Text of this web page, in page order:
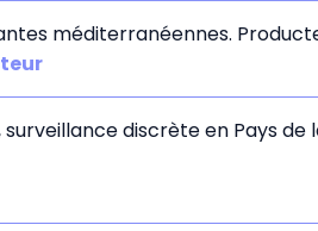
méditerranéennes.
discrète en Pays de